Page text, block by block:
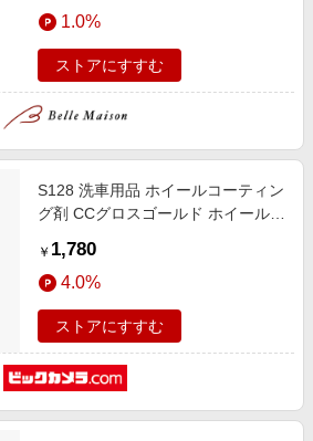
1.0%
ストアにすすむ
S128 洗車用品 ホイールコーティン
グ剤 CCグロスゴールド ホイールコ
ロス付き 内容量：200ml
￥ 1,780
4.0%
ストアにすすむ